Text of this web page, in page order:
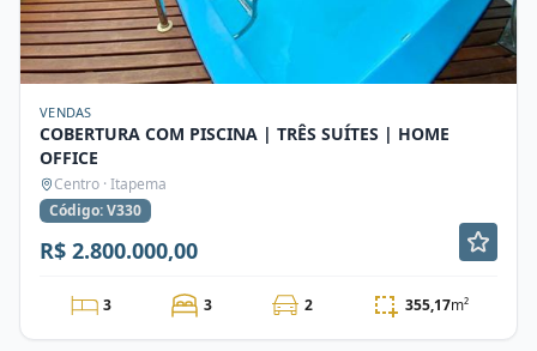
VENDAS
COBERTURA COM PISCINA | TRÊS SUÍTES | HOME
OFFICE
Centro · Itapema
Código: V330
R$ 2.800.000,00
3 3 2 355,17m²